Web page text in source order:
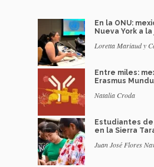
En la ONU:
Nueva York a
Loretta Mariaud y
Entre miles:
Erasmus
Natalia Croda
Estudiantes de
en la Sierra
Juan José Flores